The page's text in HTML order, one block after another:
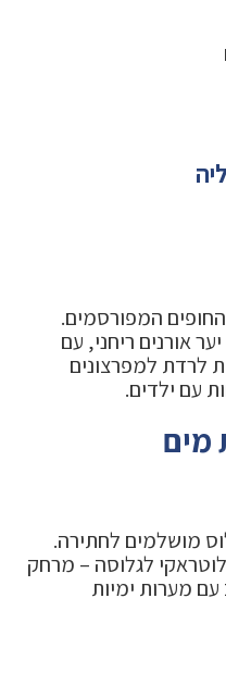
המפורסמים.
אורנים ריחני, עם
לרדת למפרצונים
עם ילדים.
מים
מושלמים לחתירה.
לגלוסה – מרחק
עם מערות ימיות